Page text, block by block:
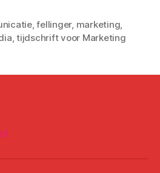
,fellinger, marketing
,tijdschrift voor Marketing